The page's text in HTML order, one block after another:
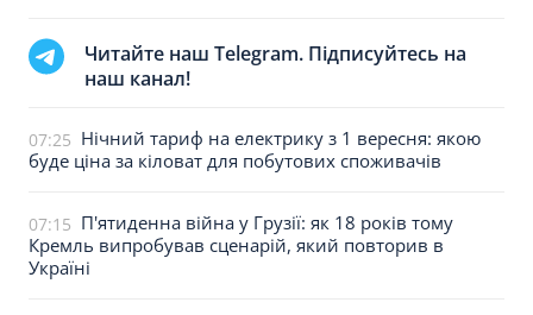
Читайте наш Telegram. Підписуйтесь на
наш канал!
07:25 Нічний тариф на електрику з 1 вересня: якою
буде ціна за кіловат для побутових споживачів
07:15 П'ятиденна війна у Грузії: як 18 років тому
Кремль випробував сценарій, який повторив в
Україні